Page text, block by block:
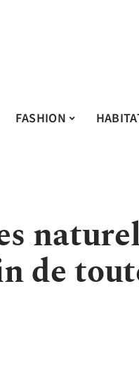
FASHION
de